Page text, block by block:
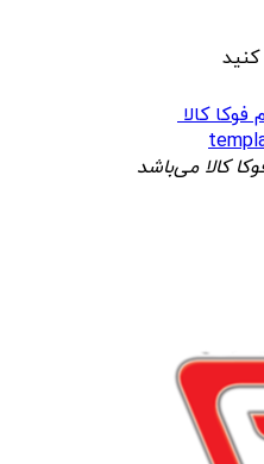
فوکا کالا
کالا می‌باشد